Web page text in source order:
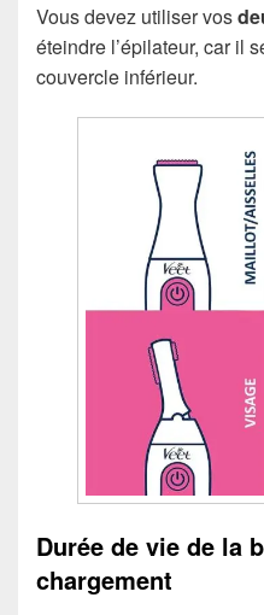
Vous devez utiliser vos
éteindre l’épilateur, car il
couvercle inférieur.
Durée de vie de la
chargement